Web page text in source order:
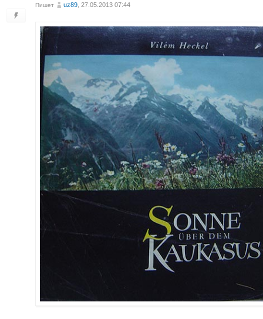
Пишет uz89 , 27.05.2013 07:44